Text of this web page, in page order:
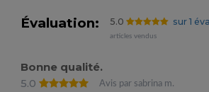
Évaluation: 5.0 sur 1
articles vendus
Bonne qualité.
5.0
Avis par sabrina m.